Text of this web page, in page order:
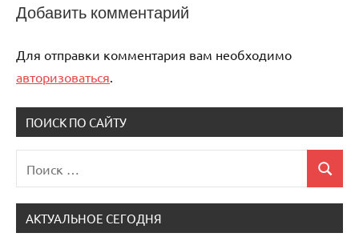
Добавить комментарий
Для отправки комментария вам необходимо
авторизоваться.
ПОИСК ПО САЙТУ
для:
Поиск
АКТУАЛЬНОЕ СЕГОДНЯ